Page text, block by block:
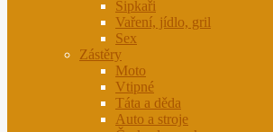
Šipkaři
Vaření, jídlo, gril
Sex
Zástěry
Moto
Vtipné
Táta a děda
Auto a stroje